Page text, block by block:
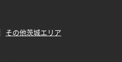
その他茨城エリア